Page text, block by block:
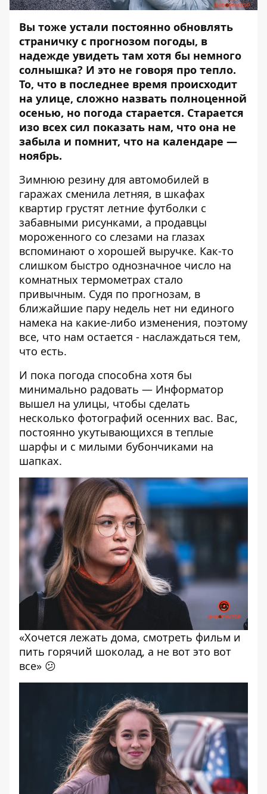
Вы тоже устали постоянно обновлять
страничку с прогнозом погоды, в
надежде увидеть там хотя бы немного
солнышка? И это не говоря про тепло.
То, что в последнее время происходит
на улице, сложно назвать полноценной
осенью, но погода старается. Старается
изо всех сил показать нам, что она не
забыла и помнит, что на календаре —
ноябрь.
Зимнюю резину для автомобилей в
гаражах сменила летняя, в шкафах
квартир грустят летние футболки с
забавными рисунками, а продавцы
мороженного со слезами на глазах
вспоминают о хорошей выручке. Как-то
слишком быстро однозначное число на
комнатных термометрах стало
привычным. Судя по прогнозам, в
ближайшие пару недель нет ни единого
намека на какие-либо изменения, поэтому
все, что нам остается - наслаждаться тем,
что есть.
И пока погода способна хотя бы
минимально радовать — Информатор
вышел на улицы, чтобы сделать
несколько фотографий осенних вас. Вас,
постоянно укутывающихся в теплые
шарфы и с милыми бубончиками на
шапках.
«Хочется лежать дома, смотреть фильм и
пить горячий шоколад, а не вот это вот
все» 😕